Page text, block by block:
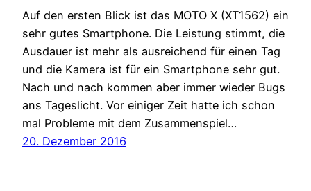
Auf den ersten Blick ist das MOTO X (XT1562) ein
sehr gutes Smartphone. Die Leistung stimmt, die
Ausdauer ist mehr als ausreichend für einen Tag
und die Kamera ist für ein Smartphone sehr gut.
Nach und nach kommen aber immer wieder Bugs
ans Tageslicht. Vor einiger Zeit hatte ich schon
mal Probleme mit dem Zusammenspiel…
20. Dezember 2016